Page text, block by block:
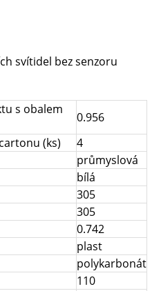
svítidel bez senzoru
s obalem
0.956
(ks)
4
průmyslová
bílá
305
305
0.742
plast
polykarbonát
110